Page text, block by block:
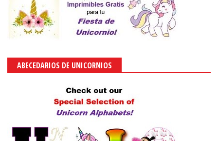
ABECEDARIOS DE UNICORNIOS